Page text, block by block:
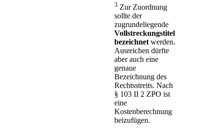
3 Zur Zuordnung
sollte der
zugrundeliegende
Vollstreckungstitel
bezeichnet werden.
Ausreichen dürfte
aber auch eine
genaue
Bezeichnung des
Rechtsstreits. Nach
§ 103 II 2 ZPO ist
eine
Kostenberechnung
beizufügen.